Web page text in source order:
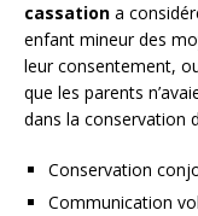
cassation a
enfant mineur des
leur consentement,
que les parents
dans la conservation
Conservation
Communication